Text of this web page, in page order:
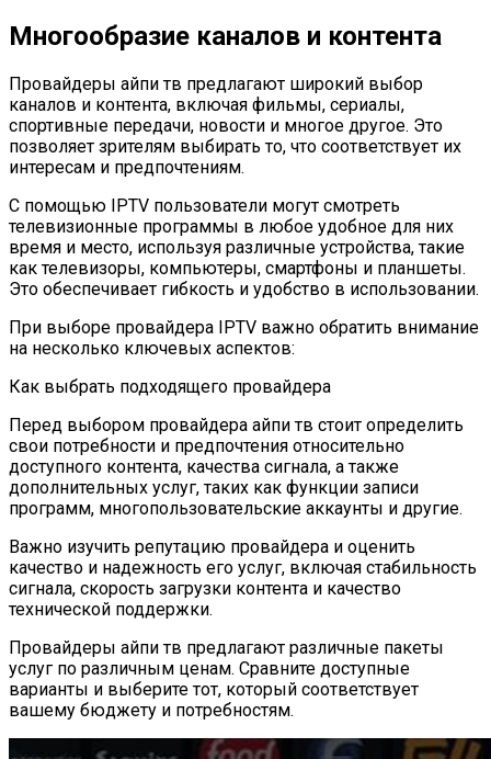
Многообразие каналов и контента
Провайдеры айпи тв предлагают широкий выбор
каналов и контента, включая фильмы, сериалы,
спортивные передачи, новости и многое другое. Это
позволяет зрителям выбирать то, что соответствует их
интересам и предпочтениям.
С помощью IPTV пользователи могут смотреть
телевизионные программы в любое удобное для них
время и место, используя различные устройства, такие
как телевизоры, компьютеры, смартфоны и планшеты.
Это обеспечивает гибкость и удобство в использовании.
При выборе провайдера IPTV важно обратить внимание
на несколько ключевых аспектов:
Как выбрать подходящего провайдера
Перед выбором провайдера айпи тв стоит определить
свои потребности и предпочтения относительно
доступного контента, качества сигнала, а также
дополнительных услуг, таких как функции записи
программ, многопользовательские аккаунты и другие.
Важно изучить репутацию провайдера и оценить
качество и надежность его услуг, включая стабильность
сигнала, скорость загрузки контента и качество
технической поддержки.
Провайдеры айпи тв предлагают различные пакеты
услуг по различным ценам. Сравните доступные
варианты и выберите тот, который соответствует
вашему бюджету и потребностям.